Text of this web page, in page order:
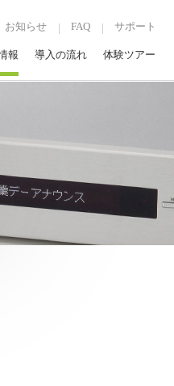
お知らせ FAQ サポート
報 導入の流れ 体験ツアー